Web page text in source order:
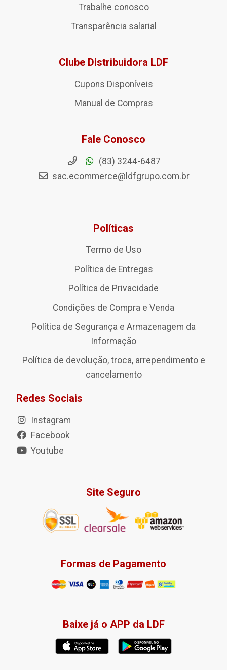
Trabalhe conosco
Transparência salarial
Clube Distribuidora LDF
Cupons Disponíveis
Manual de Compras
Fale Conosco
(83) 3244-6487
sac.ecommerce@ldfgrupo.com.br
Políticas
Termo de Uso
Política de Entregas
Política de Privacidade
Condições de Compra e Venda
Política de Segurança e Armazenagem da
Informação
Política de devolução, troca, arrependimento e
cancelamento
Redes Sociais
Instagram
Facebook
Youtube
Site Seguro
Formas de Pagamento
Baixe já o APP da LDF